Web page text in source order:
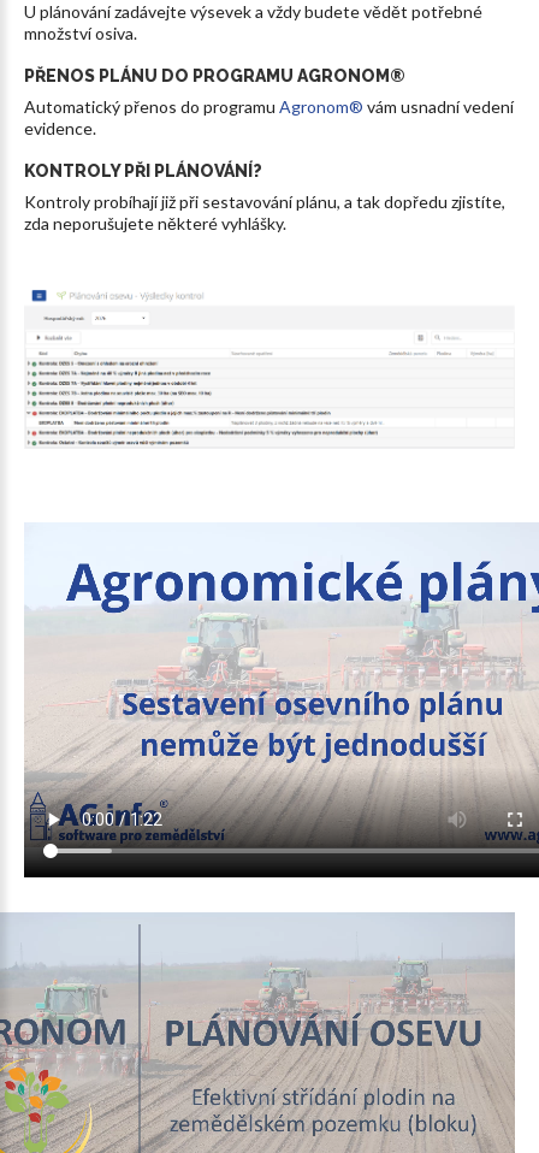
U plánování zadávejte výsevek a vždy budete vědět potřebné
množství osiva.
PŘENOS PLÁNU DO PROGRAMU AGRONOM®
Automatický přenos do programu Agronom® vám usnadní vedení
evidence.
KONTROLY PŘI PLÁNOVÁNÍ?
Kontroly probíhají již při sestavování plánu, a tak dopředu zjistíte,
zda neporušujete některé vyhlášky.